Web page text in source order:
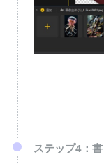
ステップ4：